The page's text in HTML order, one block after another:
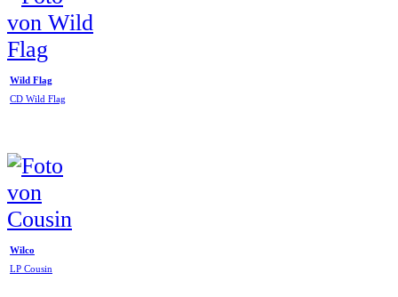
Wild Flag
CD Wild Flag
Wilco
LP Cousin